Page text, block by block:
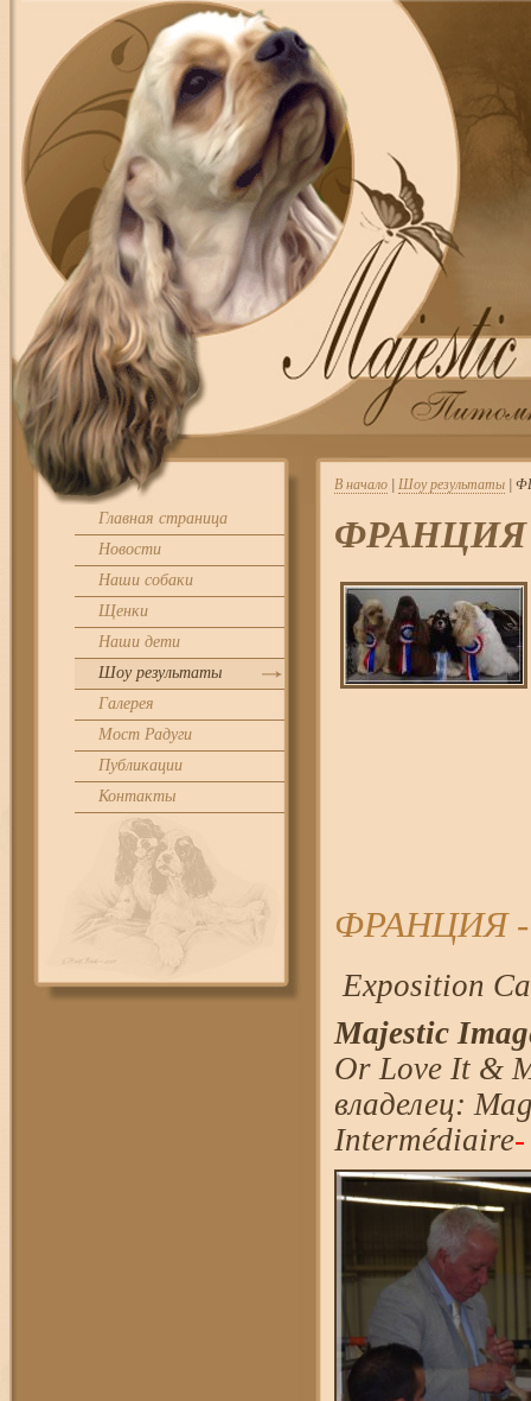
Главная страница
Новости
Наши собаки
Щенки
Наши дети
Шоу результаты
Галерея
Мост Радуги
Публикации
Контакты
В начало Шоу результаты |
ФРАНЦИЯ -
ФРАНЦИЯ -
Exposition
Majestic
Or Love It &
владелец:
Intermédiaire